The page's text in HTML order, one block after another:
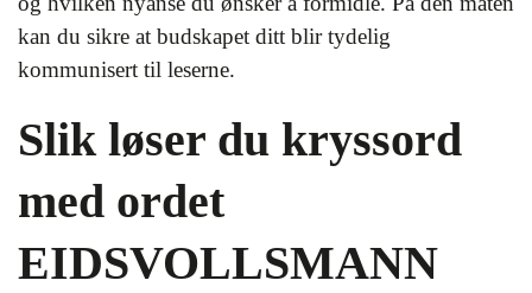
kan du sikre at budskapet ditt blir tydelig
kommunisert til leserne.
Slik løser du kryssord
med ordet
EIDSVOLLSMANN